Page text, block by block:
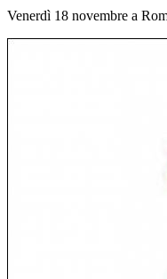
Venerdì 18 novembre a